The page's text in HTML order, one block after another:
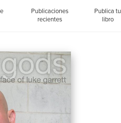
Publicaciones
recientes
Publica tu
libro